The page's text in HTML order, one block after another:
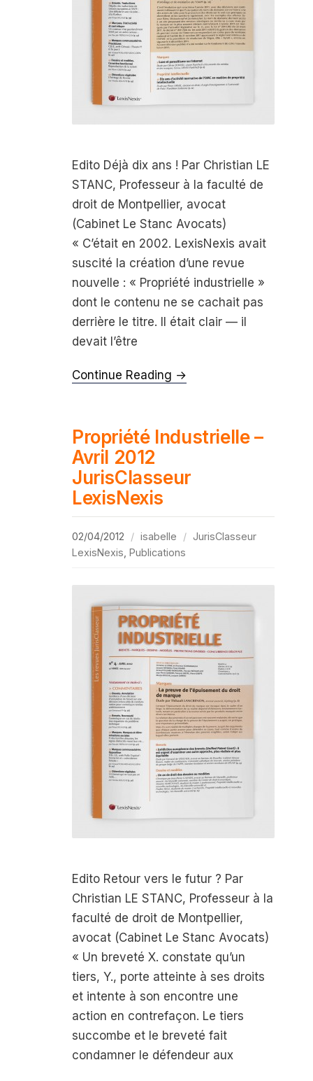
Edito Déjà dix ans ! Par Christian LE
STANC, Professeur à la faculté de
droit de Montpellier, avocat
(Cabinet Le Stanc Avocats)
« C’était en 2002. LexisNexis avait
suscité la création d’une revue
nouvelle : « Propriété industrielle »
dont le contenu ne se cachait pas
derrière le titre. Il était clair — il
devait l’être
Continue Reading →
Propriété Industrielle –
Avril 2012
JurisClasseur
LexisNexis
02/04/2012 isabelle
JurisClasseur
LexisNexis Publications
Edito Retour vers le futur ? Par
Christian LE STANC, Professeur à la
faculté de droit de Montpellier,
avocat (Cabinet Le Stanc Avocats)
« Un breveté X. constate qu’un
tiers, Y., porte atteinte à ses droits
et intente à son encontre une
action en contrefaçon. Le tiers
succombe et le breveté fait
condamner le défendeur aux